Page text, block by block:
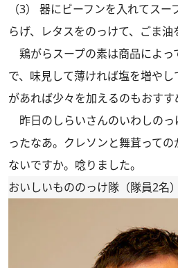
（3） 器にビーフンを入れてス
らげ、レタスをのっけて、ごま油
鶏がらスープの素は商品によっ
で、味見して薄ければ塩を増や
があれば少々を加えるのもおすす
昨日のしらいさんのいわしのっ
ったなあ。クレソンと舞茸って
ないですか。唸りました。
おいしいもののっけ隊（隊員2名）